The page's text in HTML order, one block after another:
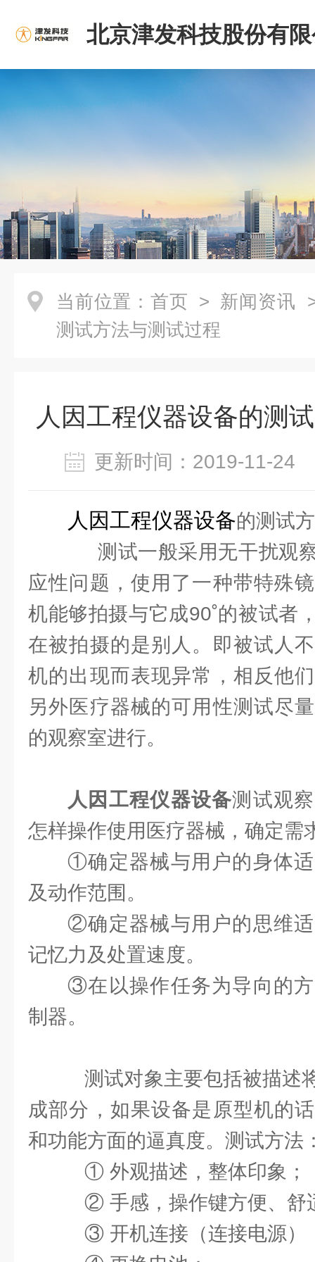
北京津发科技股份有
当前位置： 首页 > 新闻资讯
测试方法与测试过程
人因工程仪器设备的测
更新时间：2019-11-
人因工程仪器设备的测试
测试一般采用无干扰观
应性问题，使用了一种带特殊
机能够拍摄与它成90˚的被试者
在被拍摄的是别人。即被试人
机的出现而表现异常，相反他
另外医疗器械的可用性测试尽
的观察室进行。
人因工程仪器设备测试观
怎样操作使用医疗器械，确定需
①确定器械与用户的身体
及动作范围。
②确定器械与用户的思维
记忆力及处置速度。
③在以操作任务为导向的
制器。
测试对象主要包括被描述
成部分，如果设备是原型机的
和功能方面的逼真度。测试方法
① 外观描述，整体印象；
② 手感，操作键方便、舒
③ 开机连接（连接电源）